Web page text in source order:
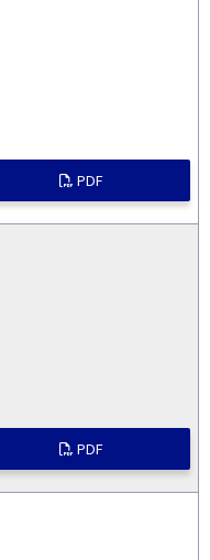
PDF
PDF